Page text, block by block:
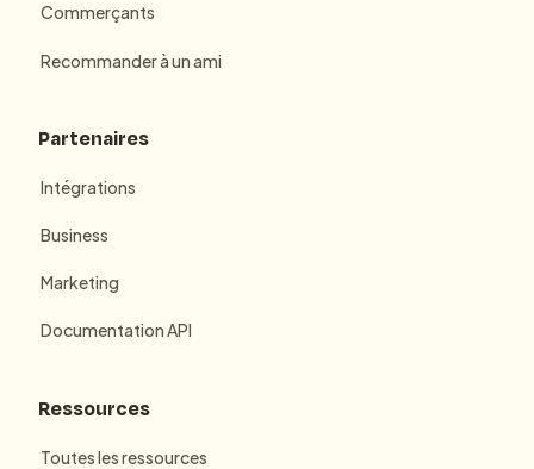
Commerçants
Recommander à un ami
Partenaires
Intégrations
Business
Marketing
Documentation API
Ressources
Toutes les ressources